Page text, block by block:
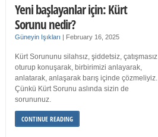
Yeni başlayanlar için: Kürt
Sorunu nedir?
Güneyin Işıkları | February 16, 2025
Kürt Sorununu silahsız, şiddetsiz, çatışmasız
oturup konuşarak, birbirimizi anlayarak,
anlatarak, anlaşarak barış içinde çözmeliyiz.
Çünkü Kürt Sorunu aslında sizin de
sorununuz.
CONTINUE READING